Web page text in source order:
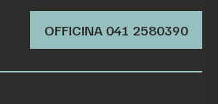
OFFICINA ‭041 2580390‬